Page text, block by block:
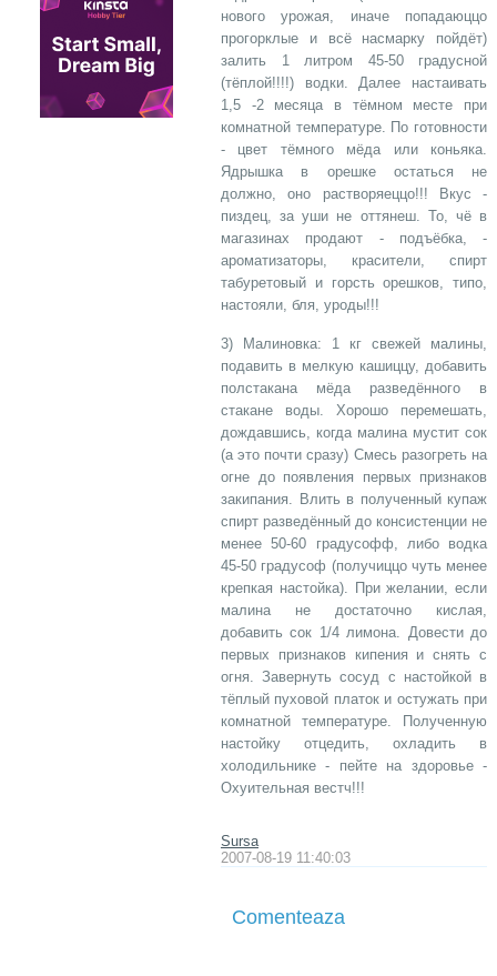
нового урожая, иначе попадаюццо
прогорклые и всё насмарку пойдёт)
залить 1 литром 45-50 градусной
(тёплой!!!!) водки. Далее настаивать
1,5 -2 месяца в тёмном месте при
комнатной температуре. По готовности
- цвет тёмного мёда или коньяка.
Ядрышка в орешке остаться не
должно, оно растворяеццо!!! Вкус -
пиздец, за уши не оттянеш. То, чё в
магазинах продают - подъёбка, -
ароматизаторы, красители, спирт
табуретовый и горсть орешков, типо,
настояли, бля, уроды!!!
3) Малиновка: 1 кг свежей малины,
подавить в мелкую кашиццу, добавить
полстакана мёда разведённого в
стакане воды. Хорошо перемешать,
дождавшись, когда малина мустит сок
(а это почти сразу) Смесь разогреть на
огне до появления первых признаков
закипания. Влить в полученный купаж
спирт разведённый до консистенции не
менее 50-60 градусофф, либо водка
45-50 градусоф (получиццо чуть менее
крепкая настойка). При желании, если
малина не достаточно кислая,
добавить сок 1/4 лимона. Довести до
первых признаков кипения и снять с
огня. Завернуть сосуд с настойкой в
тёплый пуховой платок и остужать при
комнатной температуре. Полученную
настойку отцедить, охладить в
холодильнике - пейте на здоровье -
Охуительная вестч!!!
Sursa
2007-08-19 11:40:03
Comenteaza